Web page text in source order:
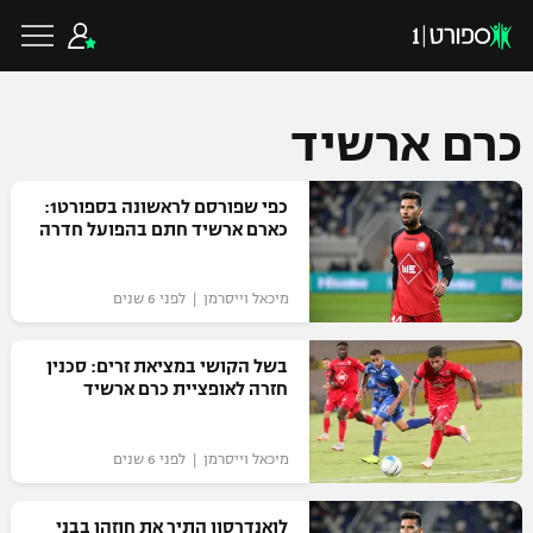
כדורגל ישראלי
ליגת העל
גביע הטוטו
ליגיונרים
גביע המדינה
כדורגל עולמי
ליגת האלופות
ליגה אירופית
ליגה אנגלית
כדורסל ישראלי
ליגת ווינר סל
ליגה לאומית
כדורסל עולמי
NBA
כרם ארשיד
כפי שפורסם לראשונה בספורט1:
כארם ארשיד חתם בהפועל חדרה
מיכאל וייסרמן | לפני 6 שנים
בשל הקושי במציאת זרים: סכנין
חזרה לאופציית כרם ארשיד
מיכאל וייסרמן | לפני 6 שנים
לואנדרסון התיר את חוזהו בבני